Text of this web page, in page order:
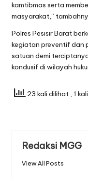
kamtibmas serta
masyarakat,”
Polres Pesisir Barat
kegiatan preventif dan
satuan demi
kondusif di wilayah
23 kali dilihat , 1
Redaksi MGG
View All Posts